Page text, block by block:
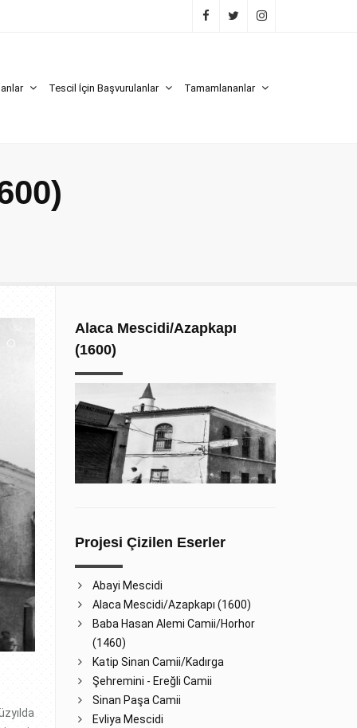
Tescil İçin Başvurulanlar Tamamlananlar
Alaca Mescidi/Azapkapı
(1600)
Projesi Çizilen Eserler
Abayi Mescidi
Alaca Mescidi/Azapkapı (1600)
Baba Hasan Alemi Camii/Horhor
(1460)
Katip Sinan Camii/Kadırga
Şehremini - Ereğli Camii
Sinan Paşa Camii
Evliya Mescidi